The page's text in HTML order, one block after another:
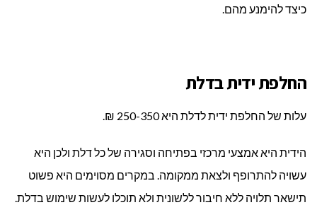
כיצד להימנע מהם.
החלפת ידית בדלת
עלות של החלפת ידית לדלת היא 250-350 ₪.
הידית היא אמצעי מרכזי בפתיחה וסגירה של כל דלת ולכן היא
עשויה להתרופף ולצאת ממקומה. במקרים מסוימים היא פשוט
תישאר תלויה ללא חיבור ללשונית ולא תוכלו לעשות שימוש בדלת.